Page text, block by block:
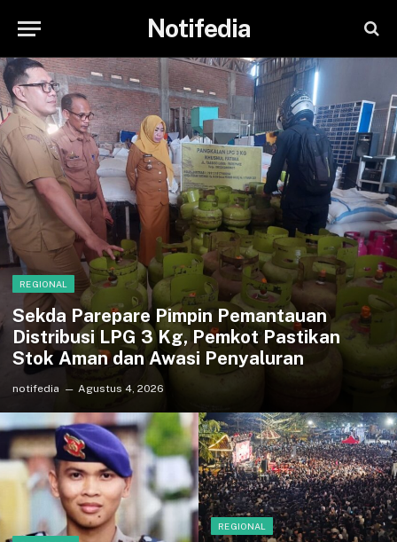
Notifedia
REGIONAL
Sekda Parepare Pimpin Pemantauan
Distribusi LPG 3 Kg, Pemkot Pastikan
Stok Aman dan Awasi Penyaluran
notifedia Agustus 4, 2026
REGIONAL